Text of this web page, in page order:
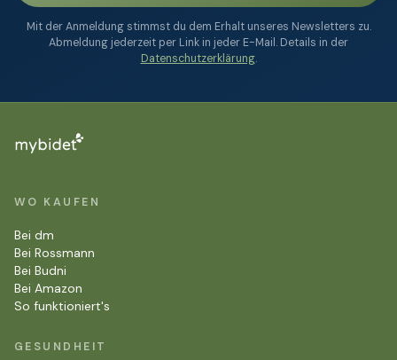
Mit der Anmeldung stimmst du dem Erhalt unseres Newsletters zu.
Abmeldung jederzeit per Link in jeder E-Mail. Details in der
Datenschutzerklärung.
WO KAUFEN
Bei dm
Bei Rossmann
Bei Budni
Bei Amazon
So funktioniert's
GESUNDHEIT